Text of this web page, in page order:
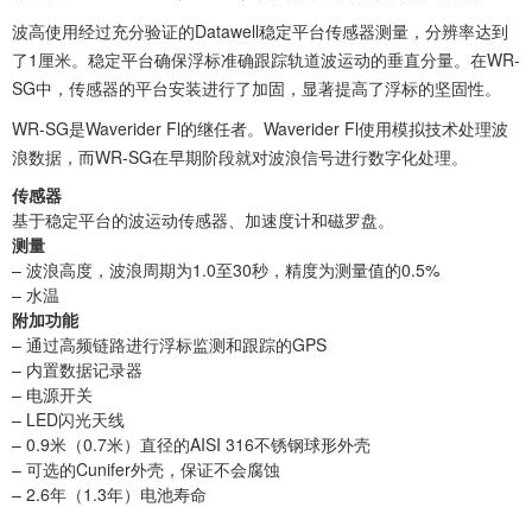
波高使用经过充分验证的Datawell稳定平台传感器测量，分辨率达到
了1厘米。稳定平台确保浮标准确跟踪轨道波运动的垂直分量。在WR-
SG中，传感器的平台安装进行了加固，显著提高了浮标的坚固性。
WR-SG是Waverider Fl的继任者。Waverider Fl使用模拟技术处理波
浪数据，而WR-SG在早期阶段就对波浪信号进行数字化处理。
传感器
基于稳定平台的波运动传感器、加速度计和磁罗盘。
测量
– 波浪高度，波浪周期为1.0至30秒，精度为测量值的0.5%
– 水温
附加功能
– 通过高频链路进行浮标监测和跟踪的GPS
– 内置数据记录器
– 电源开关
– LED闪光天线
– 0.9米（0.7米）直径的AISI 316不锈钢球形外壳
– 可选的Cunifer外壳，保证不会腐蚀
– 2.6年（1.3年）电池寿命